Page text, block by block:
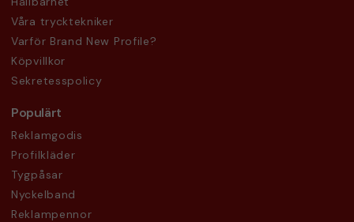
Våra trycktekniker
Varför Brand New Profile?
Köpvillkor
Sekretesspolicy
Populärt
Reklamgodis
Profilkläder
Tygpåsar
Nyckelband
Reklampennor